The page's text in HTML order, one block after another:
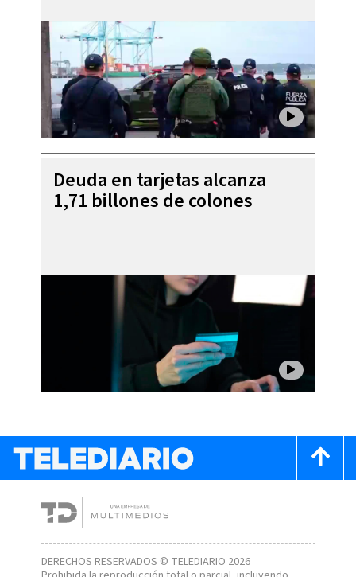
Deuda en tarjetas alcanza
1,71 billones de colones
DERECHOS RESERVADOS © TELEDIARIO 2026